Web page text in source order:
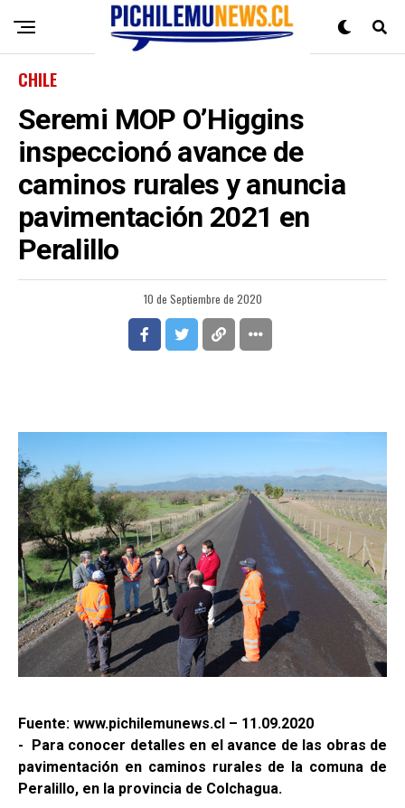
CHILE
Seremi MOP O’Higgins
inspeccionó avance de
caminos rurales y anuncia
pavimentación 2021 en
Peralillo
10 de Septiembre de 2020
Fuente: www.pichilemunews.cl – 11.09.2020
- Para conocer detalles en el avance de las obras de
pavimentación en caminos rurales de la comuna de
Peralillo, en la provincia de Colchagua.